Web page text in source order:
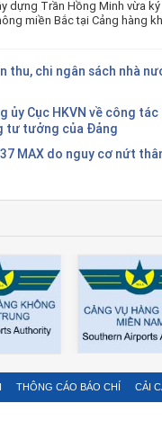
dựng Trần Hồng Minh vừa
miền Bắc tại Cảng hàng
thu, chi ngân sách nhà
ủy Cục HKVN về công tác
tư tưởng của Đảng
MAX do nguy cơ nứt
THÔNG CÁO BÁO CHÍ CẢI